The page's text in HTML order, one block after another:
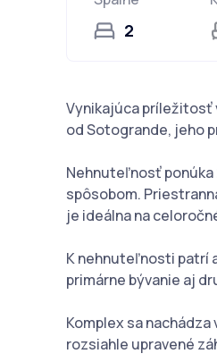
2
Vynikajúca príležitosť
od Sotogrande, jeho
Nehnuteľnosť ponúka
spôsobom.
je ideálna na
K nehnuteľnosti patrí
primárne bývanie aj
Komplex sa
rozsiahle upravené